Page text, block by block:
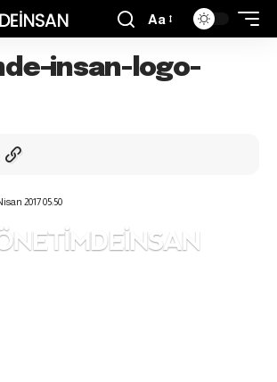
Aa
insan-logo-
2017 05:50